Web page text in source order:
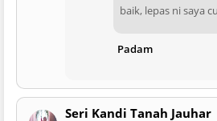
baik, lepas ni saya
Padam
Seri Kandi Tanah Jauhar